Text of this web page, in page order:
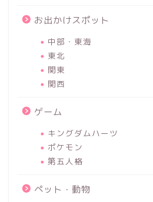
お出かけスポット
中部・東海
東北
関東
関西
ゲーム
キングダムハーツ
ポケモン
第五人格
ペット・動物